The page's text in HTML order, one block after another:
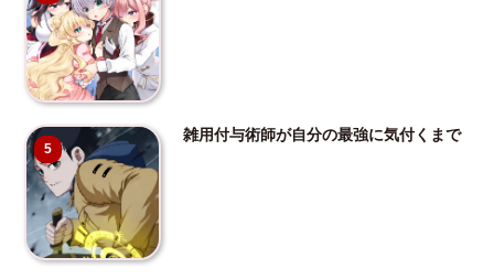
5
雑用付与術師が自分の最強に気付くまで